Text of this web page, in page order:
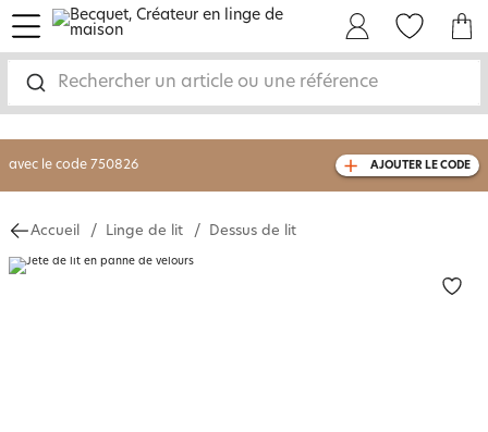
Rechercher un article ou une référence
menu
-30% sur votre commandedès 2 articles
livraison GRATUITEdès 110€ d'achat
avec le code 750826 AJOUTER LE CODE
Accueil Linge de lit Dessus de lit